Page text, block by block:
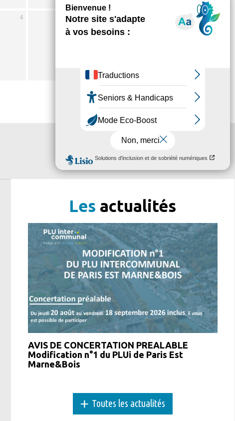
4 5
Les actualités
AVIS DE CONCERTATION PREALABLE
Modification n°1 du PLUi de Paris Est
Marne&Bois
+ Toutes les actualités